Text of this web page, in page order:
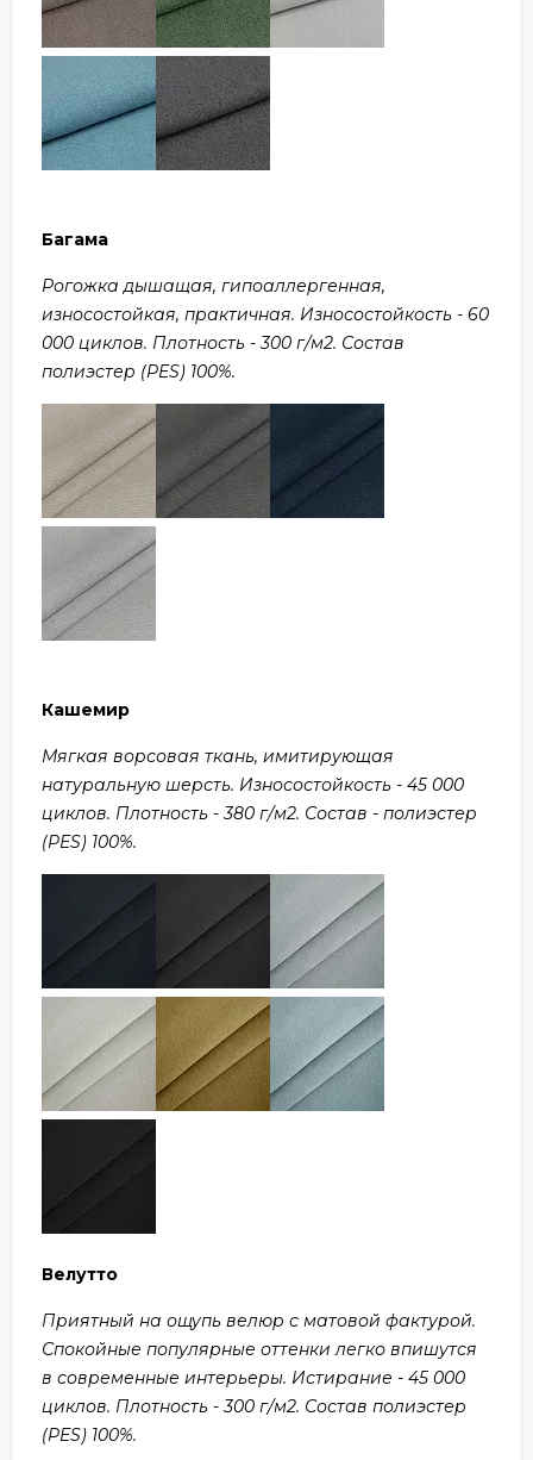
Багама
Рогожка дышащая, гипоаллергенная,
износостойкая, практичная. Износостойкость - 60
000 циклов. Плотность - 300 г/м2. Состав
полиэстер (PES) 100%.
Кашемир
Мягкая ворсовая ткань, имитирующая
натуральную шерсть. Износостойкость - 45 000
циклов. Плотность - 380 г/м2. Состав - полиэстер
(PES) 100%.
Велутто
Приятный на ощупь велюр с матовой фактурой.
Спокойные популярные оттенки легко впишутся
в современные интерьеры. Истирание - 45 000
циклов. Плотность - 300 г/м2. Состав полиэстер
(PES) 100%.